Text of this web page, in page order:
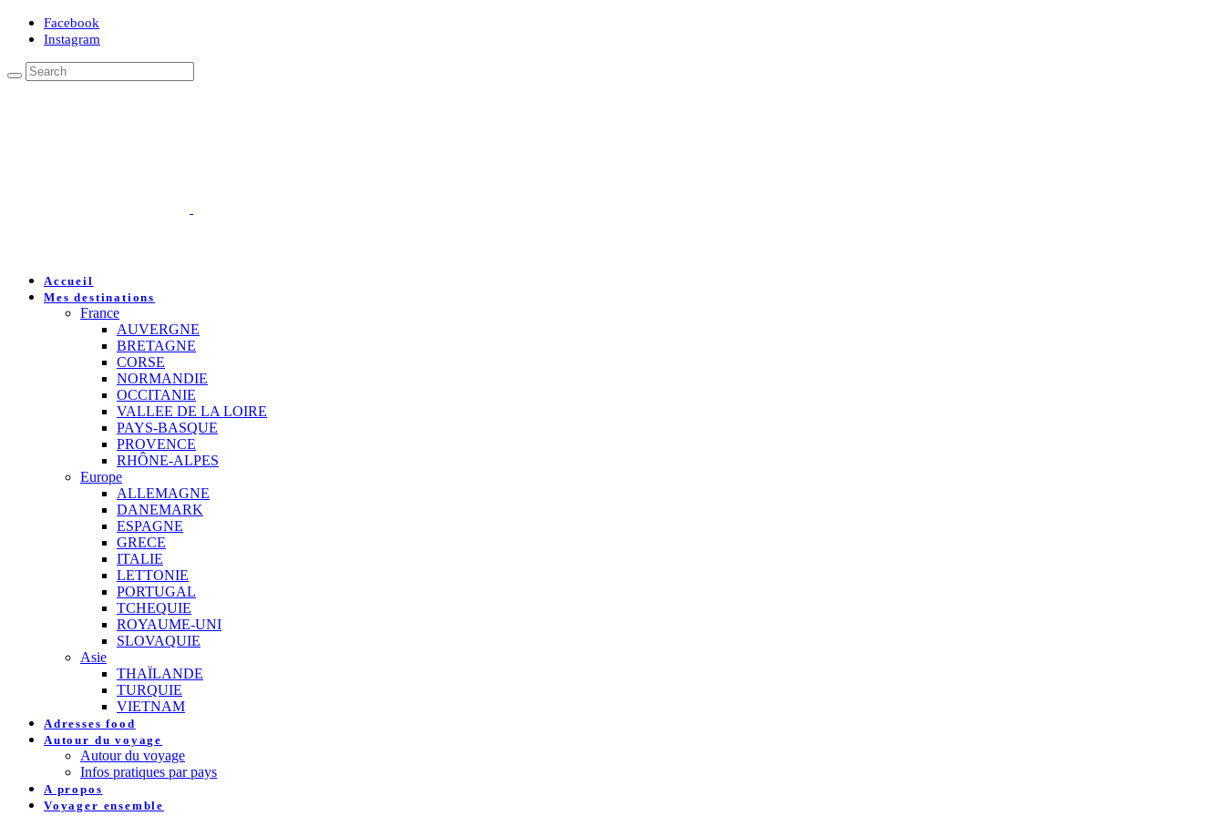
Facebook
Instagram
Accueil
Mes destinations
France
AUVERGNE
BRETAGNE
CORSE
NORMANDIE
OCCITANIE
VALLEE DE LA LOIRE
PAYS-BASQUE
PROVENCE
RHÔNE-ALPES
Europe
ALLEMAGNE
DANEMARK
ESPAGNE
GRECE
ITALIE
LETTONIE
PORTUGAL
TCHEQUIE
ROYAUME-UNI
SLOVAQUIE
Asie
THAÏLANDE
TURQUIE
VIETNAM
Adresses food
Autour du voyage
Autour du voyage
Infos pratiques par pays
A propos
Voyager ensemble